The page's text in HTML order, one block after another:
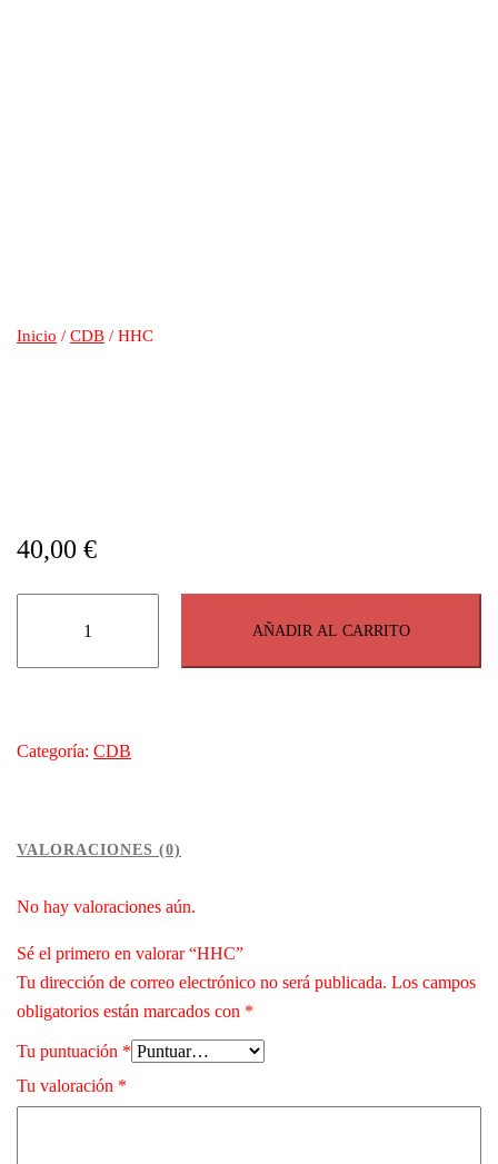
Inicio / CDB / HHC
40,00 €
AÑADIR AL CARRITO
Categoría: CDB
VALORACIONES (0)
No hay valoraciones aún.
Sé el primero en valorar “HHC”
Tu dirección de correo electrónico no será publicada. Los campos
obligatorios están marcados con *
Tu puntuación *
Tu valoración *